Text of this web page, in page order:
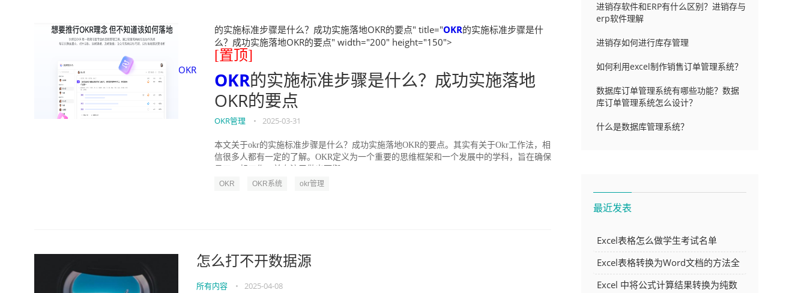
OKR
的实施标准步骤是什么？成功实施落地OKR的要点" title="OKR的实施标准步骤是什
么？成功实施落地OKR的要点" width="200" height="150">
[置顶]
OKR的实施标准步骤是什么？成功实施落地
OKR的要点
OKR管理 • 2025-03-31
本文关于okr的实施标准步骤是什么？成功实施落地OKR的要点。其实有关于Okr工作法，相
信很多人都有一定的了解。OKR定义为一个重要的思维框架和一个发展中的学科，旨在确保
OKR OKR系统 okr管理
怎么打不开数据源
所有内容 • 2025-04-08
进销存软件和ERP有什么区别？进销存与
erp软件理解
进销存如何进行库存管理
如何利用excel制作销售订单管理系统？
数据库订单管理系统有哪些功能？数据
库订单管理系统怎么设计？
什么是数据库管理系统？
最近发表
Excel表格怎么做学生考试名单
Excel表格转换为Word文档的方法全
解析
Excel 中将公式计算结果转换为纯数